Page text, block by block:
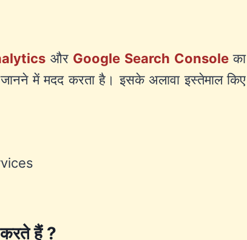
और Google Search Consoleका
में मदद करता है। इसके अलावा इस्तेमाल किए
हैं ?